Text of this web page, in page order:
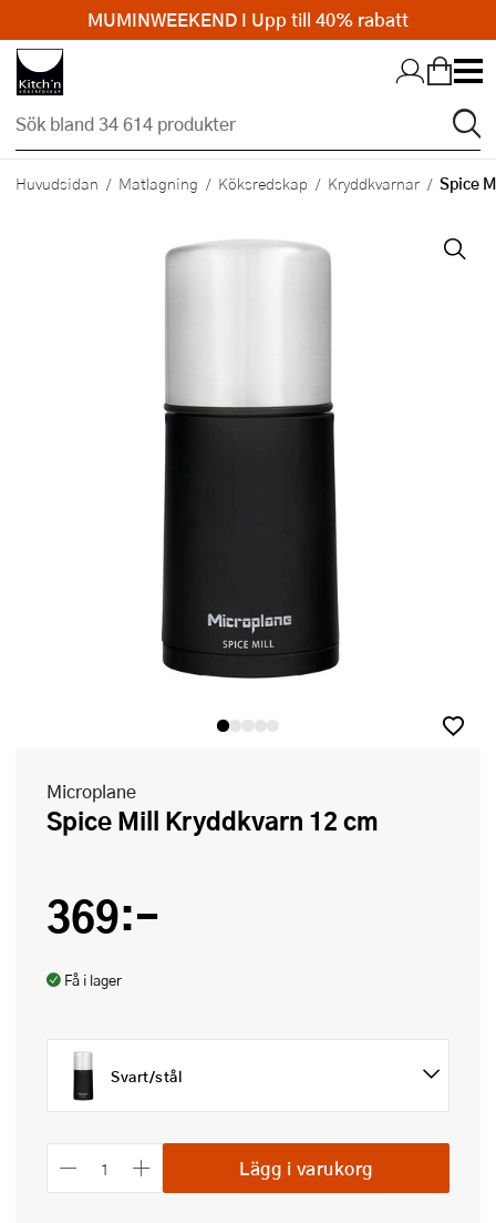
Hopp till huvudinnehållet
Huvudsidan Matlagning Köksredskap Kryddkvarnar Spice
Microplane
Spice Mill Kryddkvarn 12 cm
369:-
Få i lager
Svart/stål
Lägg i varukorg
MUMINWEEKEND I Upp till 40% rabatt